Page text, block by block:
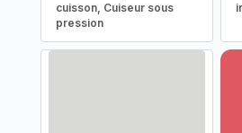
cuisson, Cuiseur sous
pression